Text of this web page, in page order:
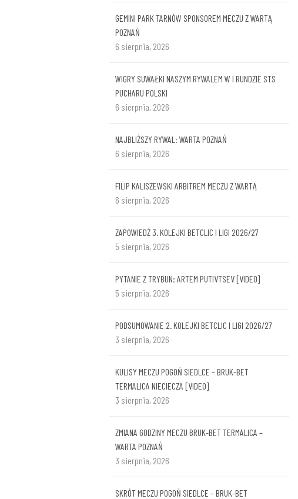
GEMINI PARK TARNÓW SPONSOREM MECZU Z WARTĄ
POZNAŃ
6 sierpnia, 2026
WIGRY SUWAŁKI NASZYM RYWALEM W I RUNDZIE STS
PUCHARU POLSKI
6 sierpnia, 2026
NAJBLIŻSZY RYWAL: WARTA POZNAŃ
6 sierpnia, 2026
FILIP KALISZEWSKI ARBITREM MECZU Z WARTĄ
6 sierpnia, 2026
ZAPOWIEDŹ 3. KOLEJKI BETCLIC I LIGI 2026/27
5 sierpnia, 2026
PYTANIE Z TRYBUN: ARTEM PUTIVTSEV [VIDEO]
5 sierpnia, 2026
PODSUMOWANIE 2. KOLEJKI BETCLIC I LIGI 2026/27
3 sierpnia, 2026
KULISY MECZU POGOŃ SIEDLCE – BRUK-BET
TERMALICA NIECIECZA [VIDEO]
3 sierpnia, 2026
ZMIANA GODZINY MECZU BRUK-BET TERMALICA –
WARTA POZNAŃ
3 sierpnia, 2026
SKRÓT MECZU POGOŃ SIEDLCE – BRUK-BET